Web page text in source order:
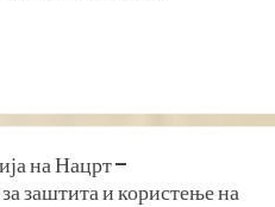
на Нацрт –
заштита и користење на